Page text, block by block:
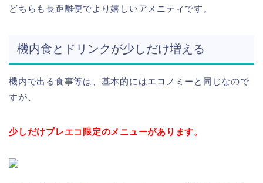
どちらも長距離便でより嬉しいアメニティです。
機内食とドリンクが少しだけ増える
機内で出る食事等は、基本的にはエコノミーと同じなので
すが、
少しだけプレエコ限定のメニューがあります。